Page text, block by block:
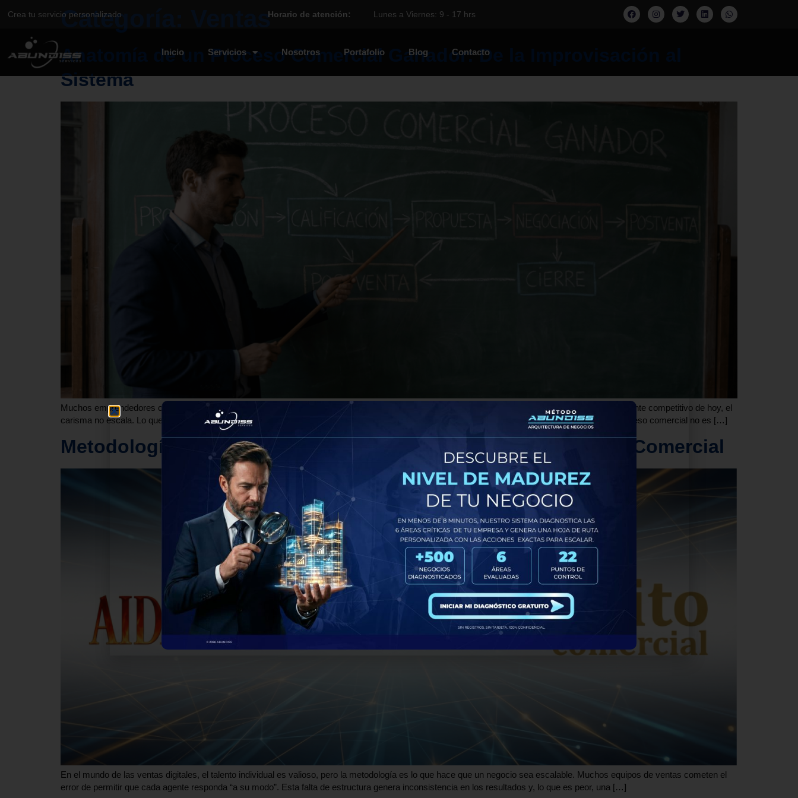
Crea tu servicio personalizado Horario de atención: Lunes a Viernes: 9 - 17 hrs
Inicio Servicios Nosotros Portafolio Blog Contacto
Categoría: Ventas
Anatomía de un Proceso Comercial Ganador: De la Improvisación al
Sistema
Muchos emprendedores cometen el error de pensar que vender es un acto de carisma o persistencia pura. Sin embargo, en el entorno digital altamente competitivo de hoy, el
carisma no escala. Lo que realmente permite a una empresa crecer de manera sostenida es la anatomía de un proceso comercial ganador. Un proceso comercial no es […]
Metodologías de Ventas: El Secreto para Estandarizar tu Éxito Comercial
En el mundo de las ventas digitales, el talento individual es valioso, pero la metodología es lo que hace que un negocio sea escalable. Muchos equipos de ventas cometen el
error de permitir que cada agente responda “a su modo”. Esta falta de estructura genera inconsistencia en los resultados y, lo que es peor, una […]